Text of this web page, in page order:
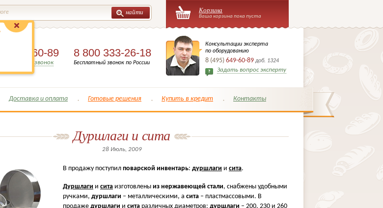
Корзина
Ваша корзина пока пуста
найти
649-60-89
обратный звонок
8 800 333-26-18
Бесплатный звонок по России
Консультации эксперта
по оборудованию
8 (495) 649-60-89 доб. 1324
Задать вопрос эксперту
Доставка и оплата Готовые решения Купить в кредит Контакты
Дуршлаги и сита
28 Июль, 2009
В продажу поступил поварской инвентарь: дуршлаги и сита.
Дуршлаги и сита изготовлены из нержавеющей стали, снабжены удобными
ручками, дуршлаги – металлическими, а сита – пластмассовыми. В
продаже дуршлаги и сита различных диаметров: дуршлаги – 200, 230 и 260